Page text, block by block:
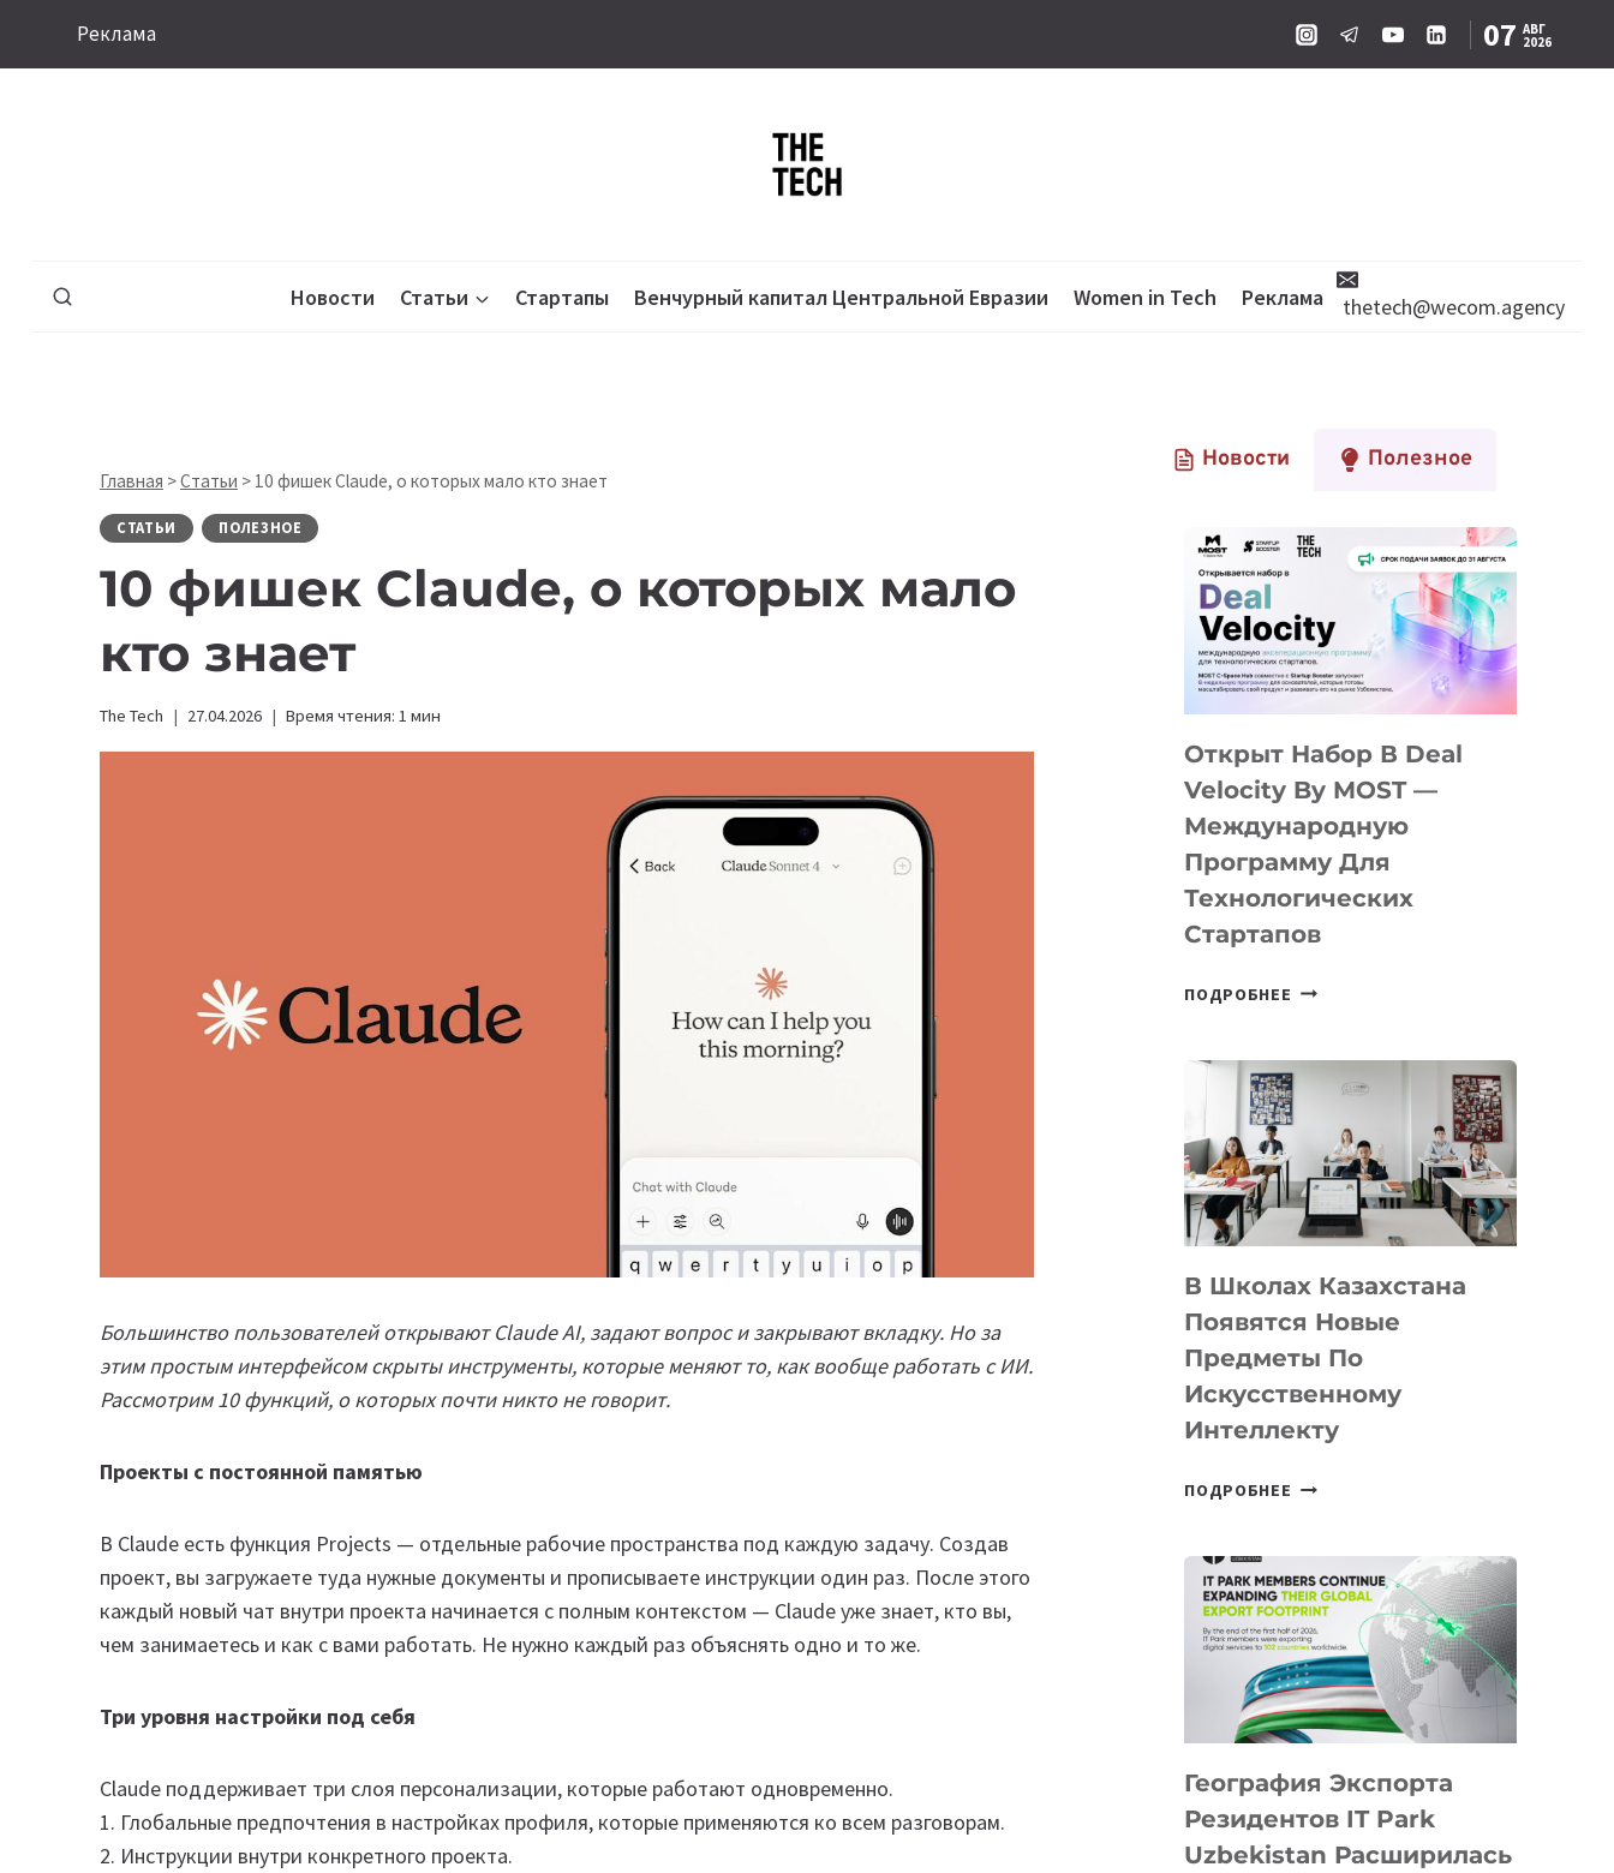
Реклама 07 АВГ
2026
Новости Статьи Стартапы Венчурный капитал Центральной Евразии Women in Tech Реклама thetech@wecom.agency
Главная >Статьи > 10 фишек Claude, о которых мало кто знает
СТАТЬИ ПОЛЕЗНОЕ
10 фишек Claude, о которых мало
кто знает
The Tech 27.04.2026 Время чтения: 1 мин
Большинство пользователей открывают Claude AI, задают вопрос и закрывают вкладку. Но за
этим простым интерфейсом скрыты инструменты, которые меняют то, как вообще работать с ИИ.
Рассмотрим 10 функций, о которых почти никто не говорит.
Проекты с постоянной памятью
В Claude есть функция Projects — отдельные рабочие пространства под каждую задачу. Создав
проект, вы загружаете туда нужные документы и прописываете инструкции один раз. После этого
каждый новый чат внутри проекта начинается с полным контекстом — Claude уже знает, кто вы,
чем занимаетесь и как с вами работать. Не нужно каждый раз объяснять одно и то же.
Три уровня настройки под себя
Claude поддерживает три слоя персонализации, которые работают одновременно.
1. Глобальные предпочтения в настройках профиля, которые применяются ко всем разговорам.
2. Инструкции внутри конкретного проекта.
Новости Полезное
Открыт Набор В Deal
Velocity By MOST —
Международную
Программу Для
Технологических
Стартапов
ПОДРОБНЕЕ ОТКРЫТ
DEAL
VELOCITY
MOST
—
МЕЖДУНАРОДНУЮ
ДЛЯ
ТЕХНОЛОГИЧЕСКИХ
СТАРТАПОВ
В Школах Казахстана
Появятся Новые
Предметы По
Искусственному
Интеллекту
ПОДРОБНЕЕ
ПОЯВЯТСЯ
НОВЫЕ
ПРЕДМЕТЫ
ПО
ИСКУССТВЕННОМУ
ИНТЕЛЛЕКТУ
География Экспорта
Резидентов IT Park
Uzbekistan Расширилась